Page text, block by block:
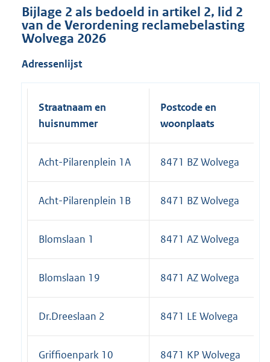
Bijlage 2 als bedoeld in artikel 2, lid 2
van de Verordening reclamebelasting
Wolvega 2026
Adressenlijst
Straatnaam en
huisnummer
Postcode en
woonplaats
Acht-Pilarenplein 1A 8471 BZ Wolvega
Acht-Pilarenplein 1B 8471 BZ Wolvega
Blomslaan 1 8471 AZ Wolvega
Blomslaan 19 8471 AZ Wolvega
Dr.Dreeslaan 2 8471 LE Wolvega
Griffioenpark 10 8471 KP Wolvega